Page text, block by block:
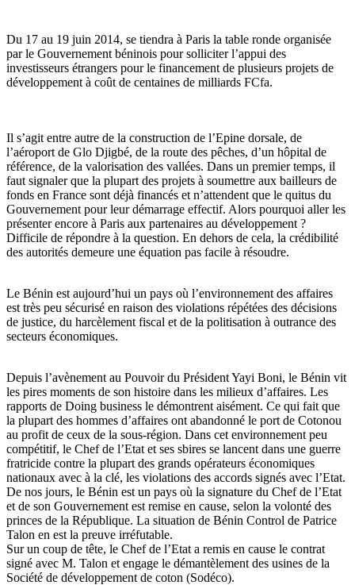
Du 17 au 19 juin 2014, se tiendra à Paris la table ronde organisée
par le Gouvernement béninois pour solliciter l’appui des
investisseurs étrangers pour le financement de plusieurs projets de
développement à coût de centaines de milliards FCfa.
Il s’agit entre autre de la construction de l’Epine dorsale, de
l’aéroport de Glo Djigbé, de la route des pêches, d’un hôpital de
référence, de la valorisation des vallées. Dans un premier temps, il
faut signaler que la plupart des projets à soumettre aux bailleurs de
fonds en France sont déjà financés et n’attendent que le quitus du
Gouvernement pour leur démarrage effectif. Alors pourquoi aller les
présenter encore à Paris aux partenaires au développement ?
Difficile de répondre à la question. En dehors de cela, la crédibilité
des autorités demeure une équation pas facile à résoudre.
Le Bénin est aujourd’hui un pays où l’environnement des affaires
est très peu sécurisé en raison des violations répétées des décisions
de justice, du harcèlement fiscal et de la politisation à outrance des
secteurs économiques.
Depuis l’avènement au Pouvoir du Président Yayi Boni, le Bénin vit
les pires moments de son histoire dans les milieux d’affaires. Les
rapports de Doing business le démontrent aisément. Ce qui fait que
la plupart des hommes d’affaires ont abandonné le port de Cotonou
au profit de ceux de la sous-région. Dans cet environnement peu
compétitif, le Chef de l’Etat et ses sbires se lancent dans une guerre
fratricide contre la plupart des grands opérateurs économiques
nationaux avec à la clé, les violations des accords signés avec l’Etat.
De nos jours, le Bénin est un pays où la signature du Chef de l’Etat
et de son Gouvernement est remise en cause, selon la volonté des
princes de la République. La situation de Bénin Control de Patrice
Talon en est la preuve irréfutable.
Sur un coup de tête, le Chef de l’Etat a remis en cause le contrat
signé avec M. Talon et engage le démantèlement des usines de la
Société de développement de coton (Sodéco).